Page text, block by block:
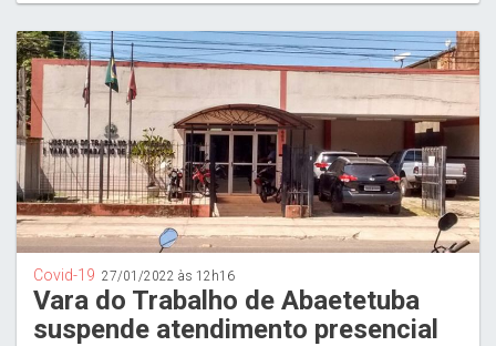
Covid-19 27/01/2022 às 12h16
Vara do Trabalho de Abaetetuba
suspende atendimento presencial